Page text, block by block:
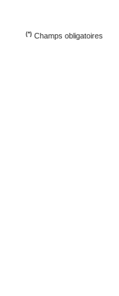
(*)Champs obligatoires